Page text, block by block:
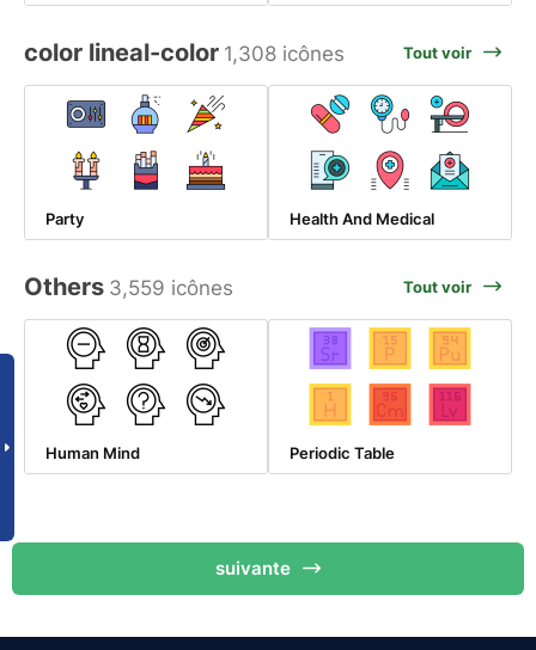
color lineal-color 1,308 icônes Tout voir
Party Health And Medical
Others 3,559 icônes Tout voir
Human Mind Periodic Table
suivante